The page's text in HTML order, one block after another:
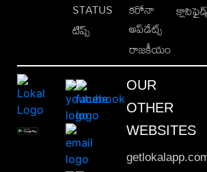
STATUS
టిప్స్
కరోనా
అప్‌డేట్స్
రాజకీయం
OUR
OTHER
WEBSITES